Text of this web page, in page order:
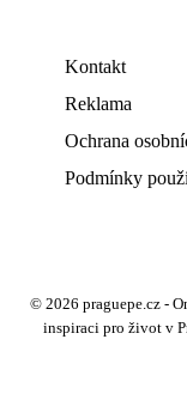
Kontakt
Reklama
Ochrana
Podmínky
© 2026 praguepe.cz -
inspiraci pro život v